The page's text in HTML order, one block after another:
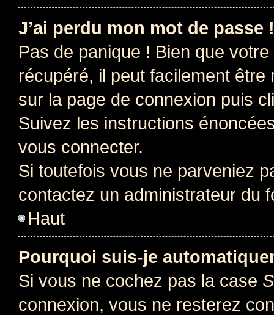
J’ai perdu mon mot de passe !
Pas de panique ! Bien que
récupéré, il peut facilement
sur la page de connexion puis
Suivez les instructions
vous connecter.
Si toutefois vous ne parveniez
contactez un administrateur du
Haut
Pourquoi suis-je
Si vous ne cochez pas la case
connexion, vous ne resterez